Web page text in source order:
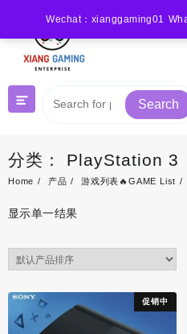
Wechat：xianggaming01
content
Search
分类： PlayStation 3
Home 产品 游戏列表🔥GAME List
显示单一结果
促销中